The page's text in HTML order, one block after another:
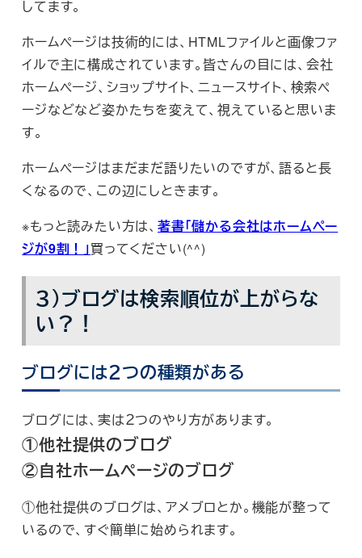
してます。
ホームページは技術的には、HTMLファイルと画像ファ
イルで主に構成されています。皆さんの目には、会社
ホームページ、ショップサイト、ニュースサイト、検索ペ
ージなどなど姿かたちを変えて、視えていると思いま
す。
ホームページはまだまだ語りたいのですが、語ると長
くなるので、この辺にしときます。
※もっと読みたい方は、 著書「儲かる会社はホームペー
ジが9割！」買ってください(^^)
３）ブログは検索順位が上がらな
い？！
ブログには２つの種類がある
ブログには、実は２つのやり方があります。
①他社提供のブログ
②自社ホームページのブログ
①他社提供のブログは、アメブロとか。機能が整って
いるので、すぐ簡単に始められます。